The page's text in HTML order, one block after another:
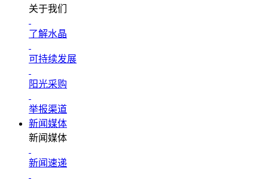
关于我们
了解水晶
可持续发展
阳光采购
举报渠道
新闻媒体
新闻媒体
新闻速递